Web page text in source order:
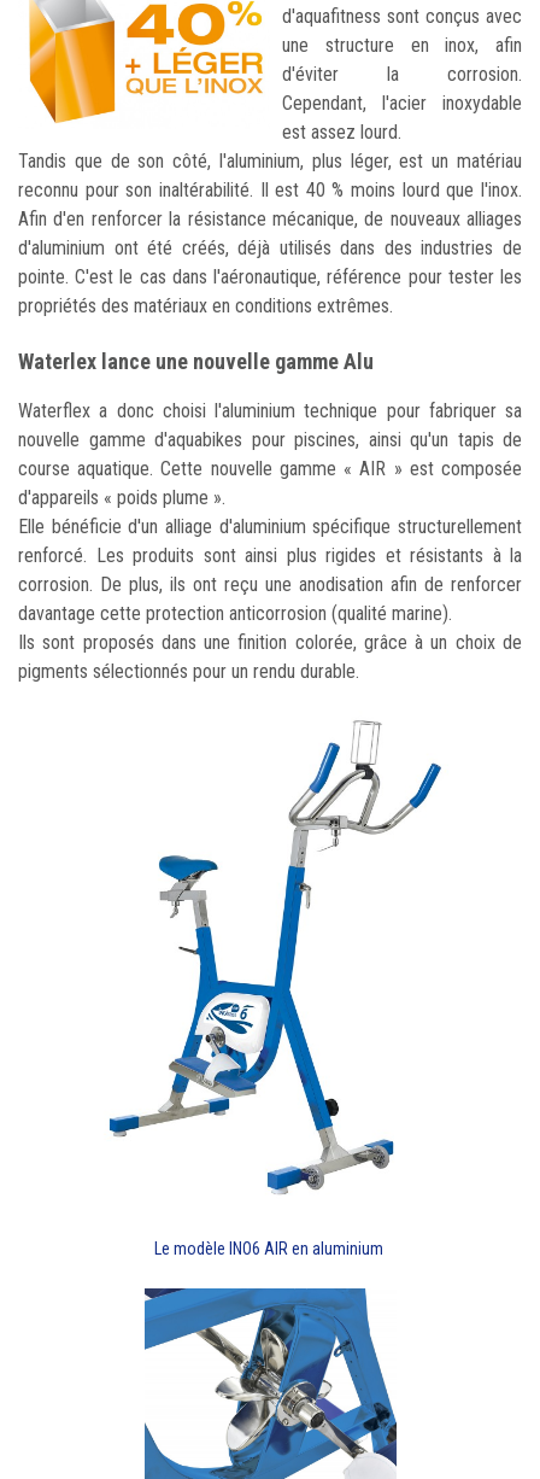
d'aquafitness sont conçus avec
une structure en inox, afin
d'éviter la corrosion.
Cependant, l'acier inoxydable
est assez lourd.
Tandis que de son côté, l'aluminium, plus léger, est un matériau
reconnu pour son inaltérabilité. Il est 40 % moins lourd que l'inox.
Afin d'en renforcer la résistance mécanique, de nouveaux alliages
d'aluminium ont été créés, déjà utilisés dans des industries de
pointe. C'est le cas dans l'aéronautique, référence pour tester les
propriétés des matériaux en conditions extrêmes.
Waterlex lance une nouvelle gamme Alu
Waterflex a donc choisi l'aluminium technique pour fabriquer sa
nouvelle gamme d'aquabikes pour piscines, ainsi qu'un tapis de
course aquatique. Cette nouvelle gamme « AIR » est composée
d'appareils « poids plume ».
Elle bénéficie d'un alliage d'aluminium spécifique structurellement
renforcé. Les produits sont ainsi plus rigides et résistants à la
corrosion. De plus, ils ont reçu une anodisation afin de renforcer
davantage cette protection anticorrosion (qualité marine).
Ils sont proposés dans une finition colorée, grâce à un choix de
pigments sélectionnés pour un rendu durable.
Le modèle INO6 AIR en aluminium